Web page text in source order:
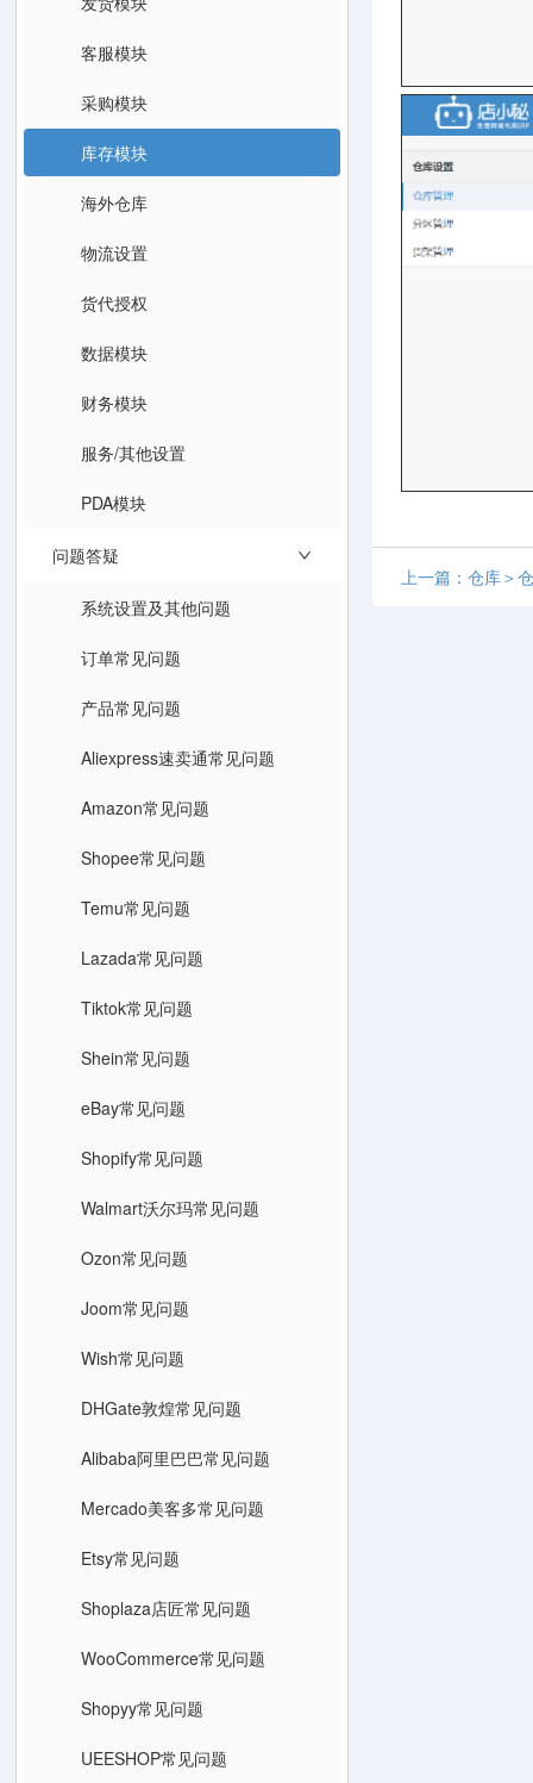
客服模块
采购模块
库存模块
海外仓库
物流设置
货代授权
数据模块
财务模块
服务/其他设置
PDA模块
问题答疑
系统设置及其他问题
订单常见问题
产品常见问题
Aliexpress速卖通常见问题
Amazon常见问题
Shopee常见问题
Temu常见问题
Lazada常见问题
Tiktok常见问题
Shein常见问题
eBay常见问题
Shopify常见问题
Walmart沃尔玛常见问题
Ozon常见问题
Joom常见问题
Wish常见问题
DHGate敦煌常见问题
Alibaba阿里巴巴常见问题
Mercado美客多常见问题
Etsy常见问题
Shoplaza店匠常见问题
WooCommerce常见问题
Shopyy常见问题
UEESHOP常见问题
上一篇：仓库＞